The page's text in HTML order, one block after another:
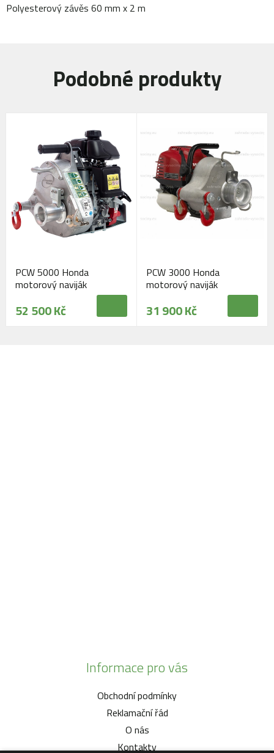
Polyesterový závěs 60 mm x 2 m
Podobné produkty
PCW 5000 Honda
motorový naviják
52 500 Kč
PCW 3000 Honda
motorový naviják
31 900 Kč
Informace pro vás
Obchodní podmínky
Reklamační řád
O nás
Kontakty